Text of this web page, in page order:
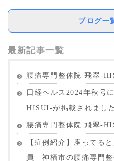
ブログ一
最新記事一覧
腰痛専門整体院 飛翠-
日経ヘルス2024年秋号
HISUI-が掲載されました
腰痛専門整体院 飛翠-
【症例紹介】座ってる
員 神栖市の腰痛専門